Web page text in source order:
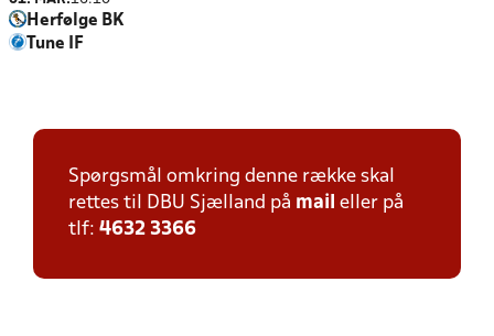
Herfølge BK
Tune IF
Spørgsmål omkring denne række skal
rettes til DBU Sjælland på mail eller på
tlf: 4632 3366